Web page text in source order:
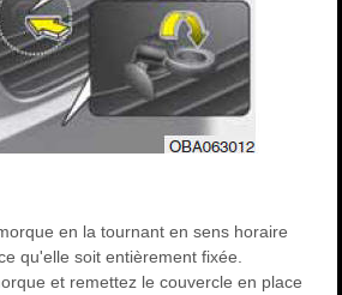
en la tournant en sens horaire
qu'elle soit entièrement fixée.
et remettez le couvercle en place